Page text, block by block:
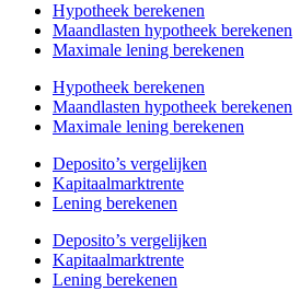
Hypotheek berekenen
Maandlasten hypotheek berekenen
Maximale lening berekenen
Hypotheek berekenen
Maandlasten hypotheek berekenen
Maximale lening berekenen
Deposito’s vergelijken
Kapitaalmarktrente
Lening berekenen
Deposito’s vergelijken
Kapitaalmarktrente
Lening berekenen